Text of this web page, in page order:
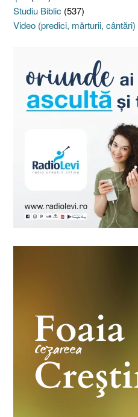
Studiu Biblic (537)
Video (predici, mărturii, cântări)